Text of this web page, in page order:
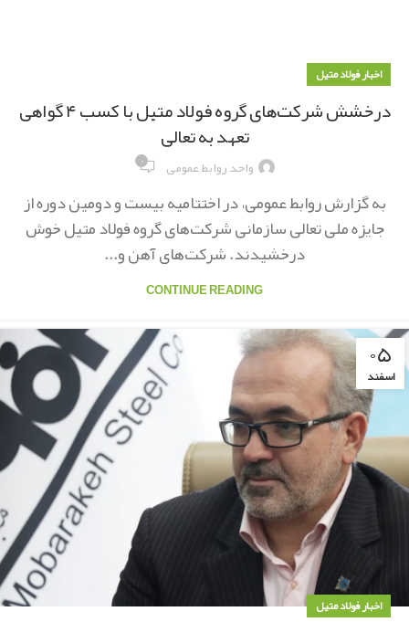
اخبار فولاد متیل
درخشش شرکت‌های گروه فولاد متیل با کسب ۴ گواهی
تعهد به تعالی
واحد روابط عمومی ۰
به گزارش روابط عمومی، در اختتامیه بیست و دومین دوره از
جایزه ملی تعالی سازمانی شرکت‌های گروه فولاد متیل خوش
درخشیدند. شرکت‌های آهن و...
CONTINUE READING
۰۵
اسفند
اخبار فولاد متیل